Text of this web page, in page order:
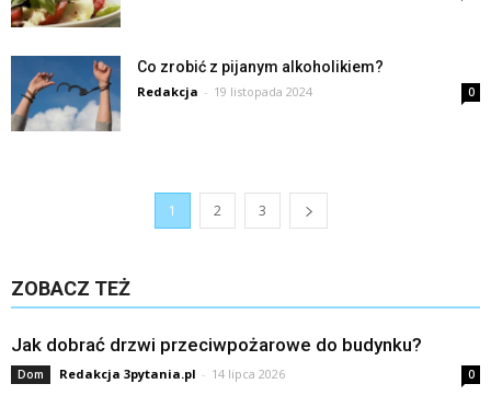
Co zrobić z pijanym alkoholikiem?
Redakcja - 19 listopada 2024 0
1 2 3
ZOBACZ TEŻ
Jak dobrać drzwi przeciwpożarowe do budynku?
Dom Redakcja 3pytania.pl - 14 lipca 2026 0